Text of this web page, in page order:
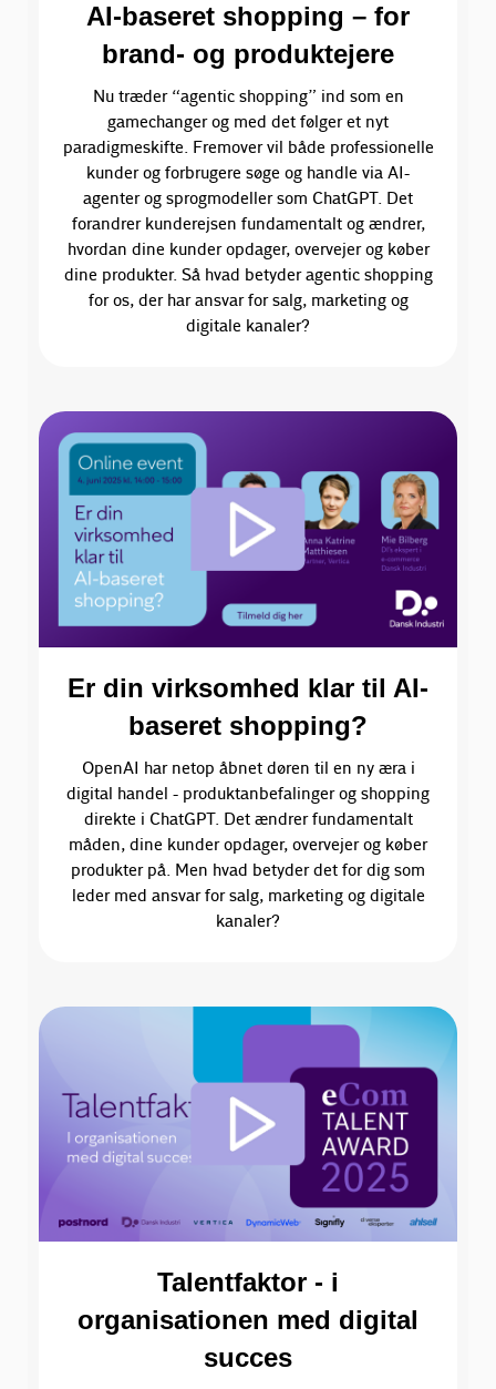
AI-baseret shopping – for
brand- og produktejere
Nu træder “agentic shopping” ind som en
gamechanger og med det følger et nyt
paradigmeskifte. Fremover vil både professionelle
kunder og forbrugere søge og handle via AI-
agenter og sprogmodeller som ChatGPT. Det
forandrer kunderejsen fundamentalt og ændrer,
hvordan dine kunder opdager, overvejer og køber
dine produkter. Så hvad betyder agentic shopping
for os, der har ansvar for salg, marketing og
digitale kanaler?
Er din virksomhed klar til AI-
baseret shopping?
OpenAI har netop åbnet døren til en ny æra i
digital handel - produktanbefalinger og shopping
direkte i ChatGPT. Det ændrer fundamentalt
måden, dine kunder opdager, overvejer og køber
produkter på. Men hvad betyder det for dig som
leder med ansvar for salg, marketing og digitale
kanaler?
Talentfaktor - i
organisationen med digital
succes